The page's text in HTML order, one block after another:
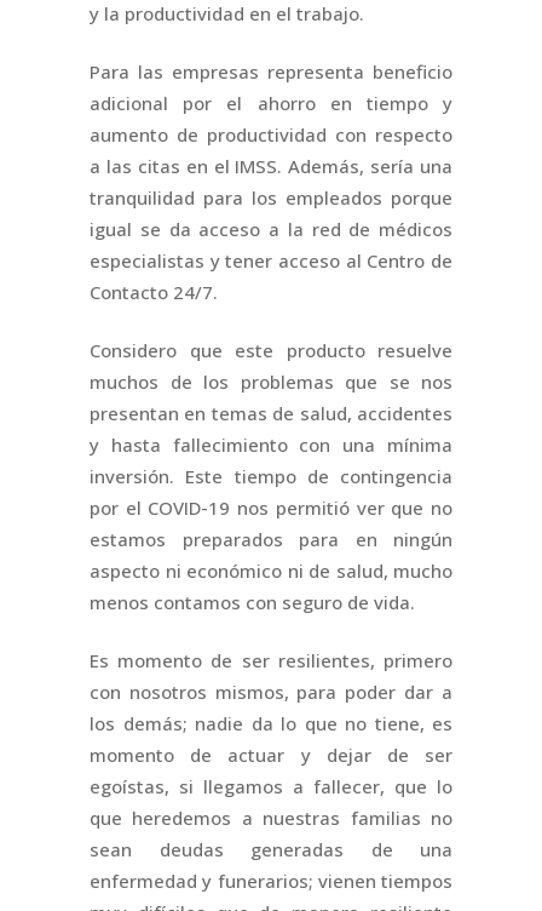
y la productividad en el trabajo.
Para las empresas representa beneficio
adicional por el ahorro en tiempo y
aumento de productividad con respecto
a las citas en el IMSS. Además, sería una
tranquilidad para los empleados porque
igual se da acceso a la red de médicos
especialistas y tener acceso al Centro de
Contacto 24/7.
Considero que este producto resuelve
muchos de los problemas que se nos
presentan en temas de salud, accidentes
y hasta fallecimiento con una mínima
inversión. Este tiempo de contingencia
por el COVID-19 nos permitió ver que no
estamos preparados para en ningún
aspecto ni económico ni de salud, mucho
menos contamos con seguro de vida.
Es momento de ser resilientes, primero
con nosotros mismos, para poder dar a
los demás; nadie da lo que no tiene, es
momento de actuar y dejar de ser
egoístas, si llegamos a fallecer, que lo
que heredemos a nuestras familias no
sean deudas generadas de una
enfermedad y funerarios; vienen tiempos